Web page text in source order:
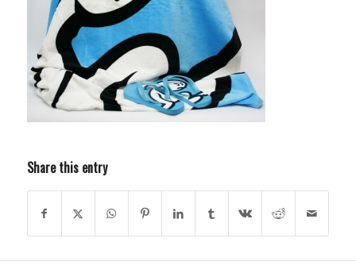
Share this entry